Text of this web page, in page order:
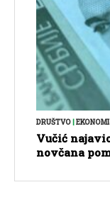
DRUŠTVO
Vučić
novčana